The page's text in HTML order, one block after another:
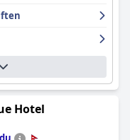
Hotel